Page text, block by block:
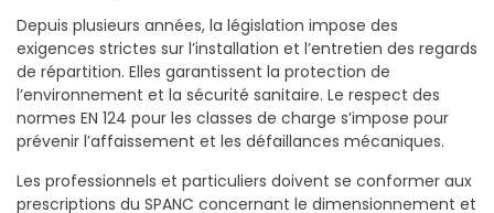
Depuis plusieurs années, la législation impose des
exigences strictes sur l’installation et l’entretien des regards
de répartition. Elles garantissent la protection de
l’environnement et la sécurité sanitaire. Le respect des
normes EN 124 pour les classes de charge s’impose pour
prévenir l’affaissement et les défaillances mécaniques.
Les professionnels et particuliers doivent se conformer aux
prescriptions du SPANC concernant le dimensionnement et